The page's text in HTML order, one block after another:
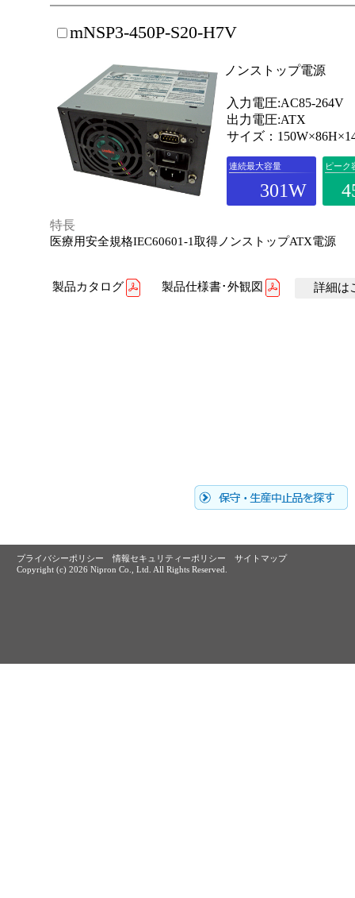
mNSP3-450P-S20-H7V
ノンストップ電源
入力電圧:AC85-264V
出力電圧:ATX
サイズ：
連続最大容量
301W
ピーク
特長
医療用安全規格IEC60601-1取得ノンストップATX電源
製品カタログ 製品仕様書･外観図 詳細は
プライバシーポリシー 情報セキュリティーポリシー
サイトマップ
Copyright (c) 2026 Nipron Co., Ltd. All Rights Reserved.